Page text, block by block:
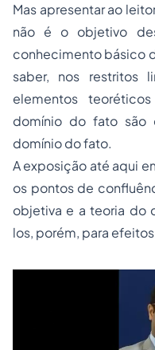
Mas apresentar ao
não é o objetivo
conhecimento básico
saber, nos restritos
elementos
domínio do fato são
domínio do fato.
A exposição até aqui
os pontos de
objetiva e a teoria do
los, porém, para